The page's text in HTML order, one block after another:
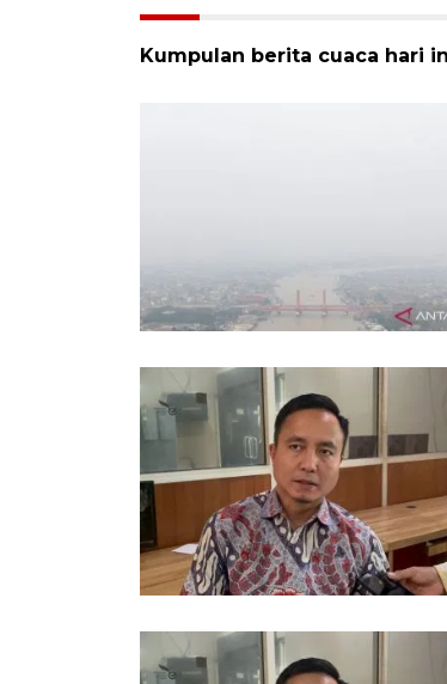
Kumpulan berita cuaca hari